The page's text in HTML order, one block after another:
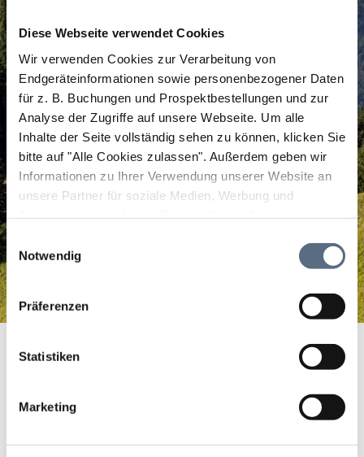
Diese Webseite verwendet Cookies
Wir verwenden Cookies zur Verarbeitung von
Endgeräteinformationen sowie personenbezogener Daten
für z. B. Buchungen und Prospektbestellungen und zur
Analyse der Zugriffe auf unsere Webseite. Um alle
Inhalte der Seite vollständig sehen zu können, klicken Sie
bitte auf "Alle Cookies zulassen". Außerdem geben wir
Informationen zu Ihrer Verwendung unserer Website an
unsere Partner für soziale Medien, Werbung und
zusammen, die Sie ihnen bereitgestellt haben oder die
sie im Rahmen Ihrer Nutzung der Dienste gesammelt
Einwilligungsauswahl
Notwendig
Präferenzen
Statistiken
Marketing
Realschule Hohenburg